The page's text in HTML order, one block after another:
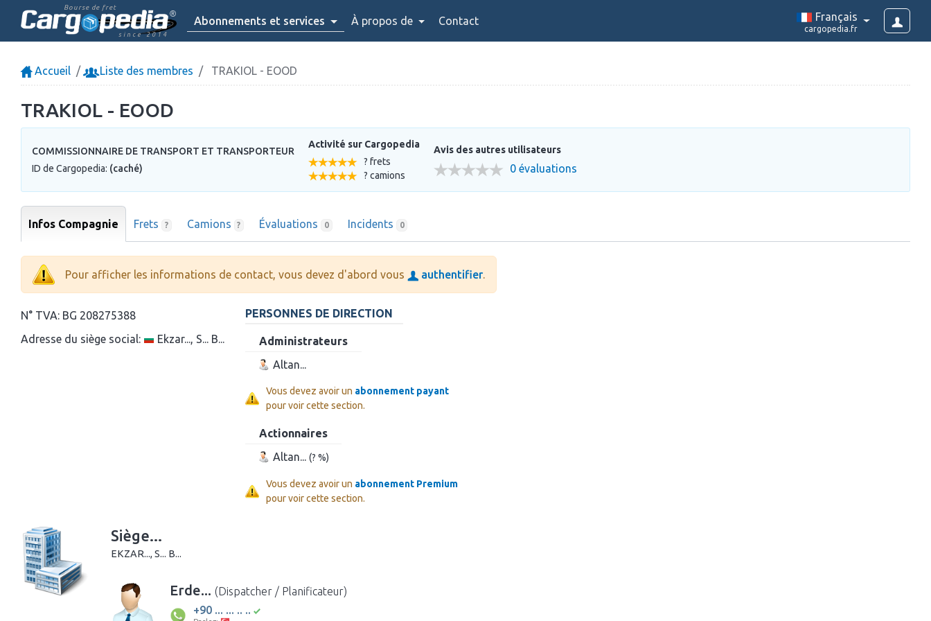
Bourse de fret
since 2014
Abonnements et services À propos de Contact Français
cargopedia.fr
Accueil Liste des membres TRAKIOL - EOOD
TRAKIOL - EOOD
COMMISSIONNAIRE DE TRANSPORT ET TRANSPORTEUR
ID de Cargopedia: (caché)
Activité sur Cargopedia
? frets
? camions
Avis des autres utilisateurs
0 évaluations
Infos Compagnie Frets ? Camions ? Évaluations 0 Incidents 0
Pour afficher les informations de contact, vous devez d'abord vous authentifier.
N° TVA: BG 208275388
Adresse du siège social:
Ekzar..., S... B...
PERSONNES DE DIRECTION
Administrateurs
Altan...
Vous devez avoir un abonnement payant
pour voir cette section.
Actionnaires
Altan... (? %)
Vous devez avoir un abonnement Premium
pour voir cette section.
Siège...
EKZAR..., S... B...
Erde... (Dispatcher / Planificateur)
+90 ... ... .. ..